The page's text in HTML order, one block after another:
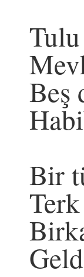
Beş
Bir